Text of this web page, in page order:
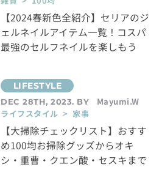
【2024春新色全紹介】セリアのジ
ェルネイルアイテム一覧！コスパ
最強のセルフネイルを楽しもう
DEC 28TH, 2023. BY
Mayumi.W
ライフスタイル > 家事
【大掃除チェックリスト】おすす
め100均お掃除グッズからオキ
シ・重曹・クエン酸・セスキまで